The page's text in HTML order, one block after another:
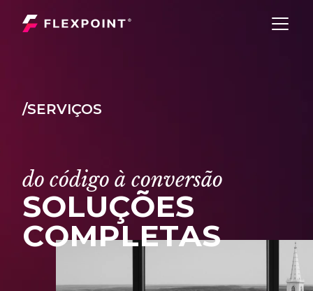
/SERVIÇOS
do código à conversão
SOLUÇÕES
COMPLETAS